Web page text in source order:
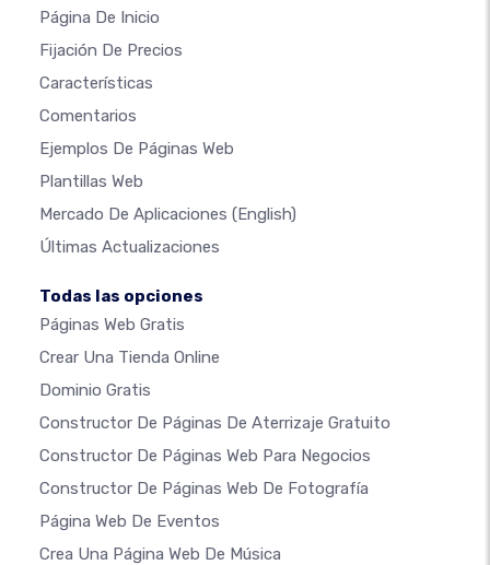
Página De Inicio
Fijación De Precios
Características
Comentarios
Ejemplos De Páginas Web
Plantillas Web
Mercado De Aplicaciones (English)
Últimas Actualizaciones
Todas las opciones
Páginas Web Gratis
Crear Una Tienda Online
Dominio Gratis
Constructor De Páginas De Aterrizaje Gratuito
Constructor De Páginas Web Para Negocios
Constructor De Páginas Web De Fotografía
Página Web De Eventos
Crea Una Página Web De Música